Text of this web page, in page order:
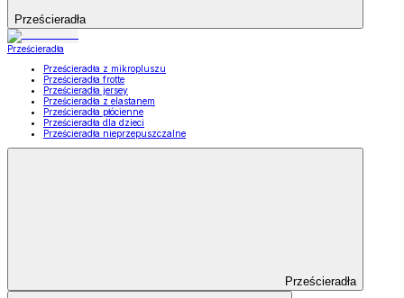
Prześcieradła
Prześcieradła
Prześcieradła z mikropluszu
Prześcieradła frotte
Prześcieradła jersey
Prześcieradła z elastanem
Prześcieradła płócienne
Prześcieradła dla dzieci
Prześcieradła nieprzepuszczalne
Prześcieradła